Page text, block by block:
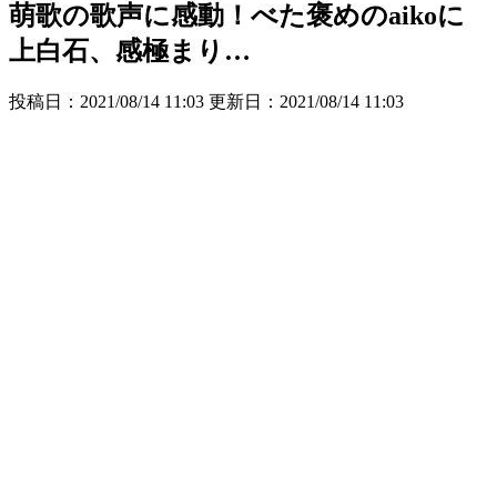
萌歌の歌声に感動！べた褒めのaikoに
上白石、感極まり…
投稿日：2021/08/14 11:03 更新日： 2021/08/14 11:03